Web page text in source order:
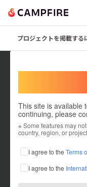
プロジェクトを掲載する
This site is available
continuing, please
※ Some features may
country, region, or
I agree to the Terms
I agree to the
これまでに1件のプロ
在住国：日本 現在地：
出身国：日本 出身地：